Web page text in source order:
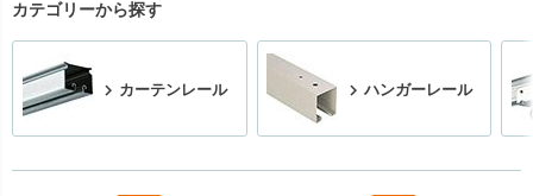
カテゴリーから探す
カーテンレール ハンガーレール